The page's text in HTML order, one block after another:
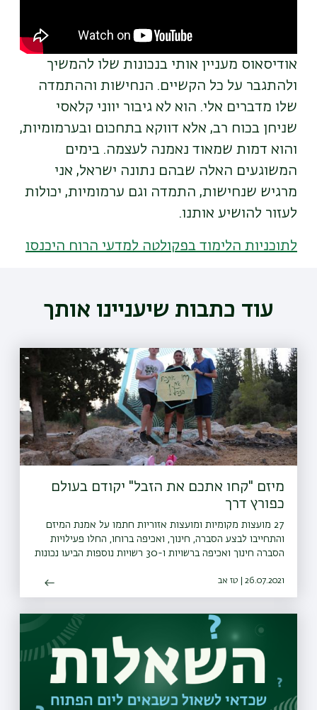
אודיסאוס מעניין אותי בנכונות שלו להמשיך
ולהתגבר על כל הקשיים. הנחישות וההתמדה
שלו מדברים אלי. הוא לא גיבור יווני קלאסי
שניחן בכוח רב, אלא דווקא בתחכום ובערמומיות,
והוא דמות שמאוד נאמנה לעצמה. בימים
המשוגעים האלה שבהם נתונה ישראל, אני
מרגיש שנחישות, התמדה וגם ערמומיות, יכולות
לעזור להושיע אותנו.
לתוכניות הלימוד בפקולטה למדעי הרוח היכנסו
עוד כתבות שיעניינו אותך
מיזם "קחו אתכם את הזבל" יקודם בעולם
כפורץ דרך
27 מועצות מקומיות ומועצות אזוריות חתמו על אמנת המיזם
והתחייבו לבצע הסברה, חינוך, ואכיפה ברוחו, החלו פעילויות
הסברה חינוך ואכיפה ברשויות ו-30 רשויות נוספות הביעו נכונות
26.07.2021 | טז אב